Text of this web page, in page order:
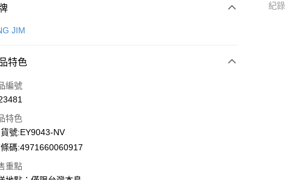
方式
卡一次付款
付
付款
JIM
特色
編號
特色
貨號:EY9043-NV
條碼:4971660060917
重點
紀錄